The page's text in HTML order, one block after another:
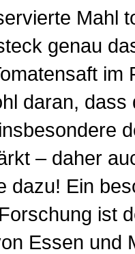
Mahl
genau
im
daran, dass
– daher
dazu! Ein
ist
Essen und